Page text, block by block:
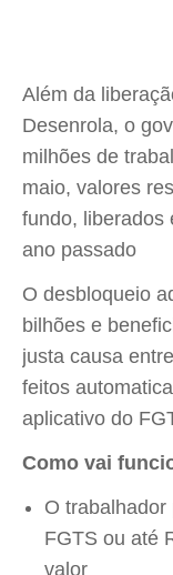
Além da
Desenrola, o
milhões de
maio, valores
fundo, liberados
ano passado
O desbloqueio
bilhões e
justa causa
feitos
aplicativo do
Como vai
O
FGTS ou até
valor